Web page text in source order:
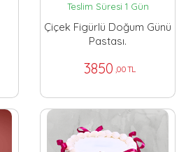
Teslim Süresi 1 Gün
Çiçek Figürlü Doğum Günü
Pastası.
3850 ,00 TL